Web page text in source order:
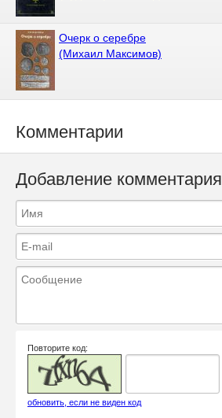
Очерк о серебре
(Михаил Максимов)
Комментарии
Добавление комментария
Повторите код:
обновить, если не виден код